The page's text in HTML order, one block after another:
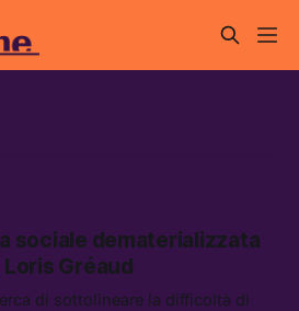
sociale dematerializzata
Gréaud
di sottolineare la difficoltà di